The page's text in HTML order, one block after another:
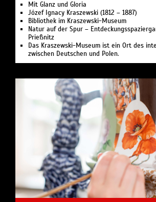
Mit Glanz und Gloria
Józef Ignacy Kraszewski (1812 – 1887)
Bibliothek im Kraszewski-Museum
Natur auf der Spur –
Prießnitz
Das Kraszewski-Museum ist ein Ort des
zwischen Deutschen und Polen.